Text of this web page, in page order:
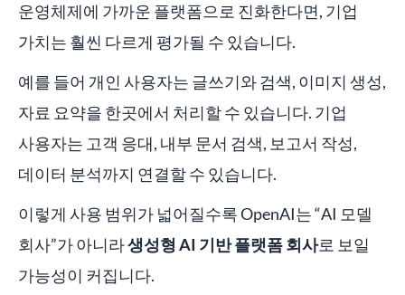
운영체제에 가까운 플랫폼으로 진화한다면, 기업
가치는 훨씬 다르게 평가될 수 있습니다.
예를 들어 개인 사용자는 글쓰기와 검색, 이미지 생성,
자료 요약을 한곳에서 처리할 수 있습니다. 기업
사용자는 고객 응대, 내부 문서 검색, 보고서 작성,
데이터 분석까지 연결할 수 있습니다.
이렇게 사용 범위가 넓어질수록 OpenAI는 “AI 모델
회사”가 아니라생성형 AI 기반 플랫폼 회사로 보일
가능성이 커집니다.